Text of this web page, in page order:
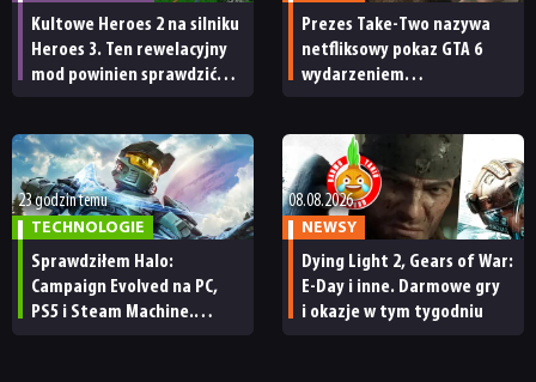
PUBLICYSTYKA
KULTURA
RETRO
TECHNOLOGIE
Kultowe Heroes 2 na silniku
Heroes 3. Ten rewelacyjny
mod powinien sprawdzić
Prezes Take-Two nazywa
netfliksowy pokaz GTA 6
wydarzeniem
ma subskrybentów
23 godzin temu
TECHNOLOGIE
Sprawdziłem Halo:
Campaign Evolved na PC,
PS5 i Steam Machine.
08.08.2026
NEWSY
Dying Light 2, Gears of War:
E-Day i inne. Darmowe gry
i okazje w tym tygodniu